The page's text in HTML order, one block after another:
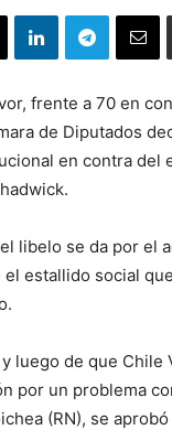
frente a 70 en
de Diputados
en contra del
libelo se da por el
estallido social
luego de que Chile
por un problema
(RN), se